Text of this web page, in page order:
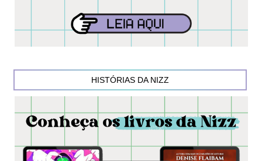
HISTÓRIAS DA NIZZ